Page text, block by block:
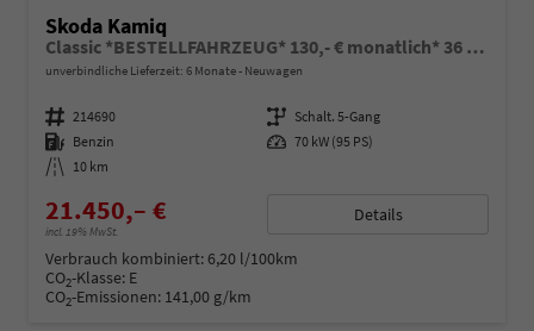
Skoda Kamiq
Classic *BESTELLFAHRZEUG* 130,- € monatlich* 36 Monate* Ohne Kilometerbegrenzung*
unverbindliche Lieferzeit: 6 Monate Neuwagen
Fahrzeugnummer 214690 Getriebe Schalt. 5-Gang
Kraftstoff Benzin Leistung 70 kW (95 PS)
Kilometerstand 10 km
21.450,– €
incl. 19% MwSt.
Details
Verbrauch kombiniert:6,20 l/100km
CO2-Klasse: E
CO2-Emissionen: 141,00 g/km